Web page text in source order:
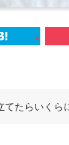
たらいくら